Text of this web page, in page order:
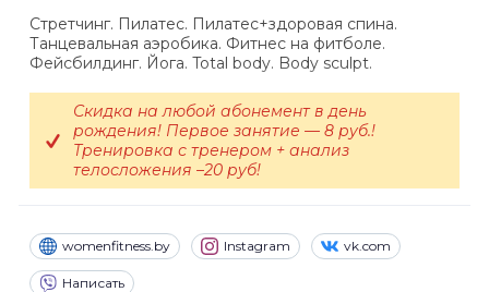
Стретчинг. Пилатес. Пилатес+здоровая спина.
Танцевальная аэробика. Фитнес на фитболе.
Фейсбилдинг. Йога. Total body. Body sculpt.
Скидка на любой абонемент в день
рождения! Первое занятие — 8 руб.!
Тренировка с тренером + анализ
телосложения –20 руб!
womenfitness.by Instagram vk.com
Написать